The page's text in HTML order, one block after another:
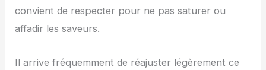
convient de respecter pour ne pas saturer ou
affadir les saveurs.
Il arrive fréquemment de réajuster légèrement ce